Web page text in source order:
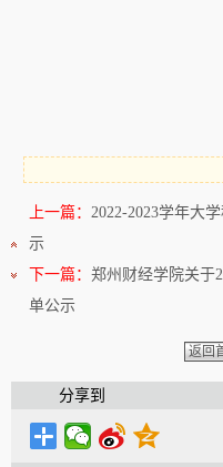
上一篇： 2022-2023学年大
示
下一篇： 郑州财经学院关于
单公示
返回
分享到